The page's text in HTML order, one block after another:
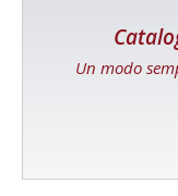
Un modo